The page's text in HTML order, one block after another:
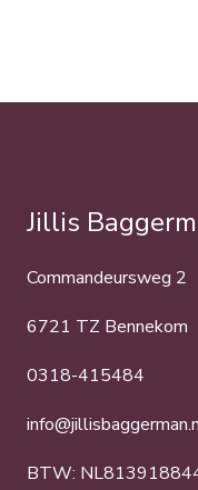
Jillis
Commandeursweg 2
6721 TZ Bennekom
0318-415484
BTW: